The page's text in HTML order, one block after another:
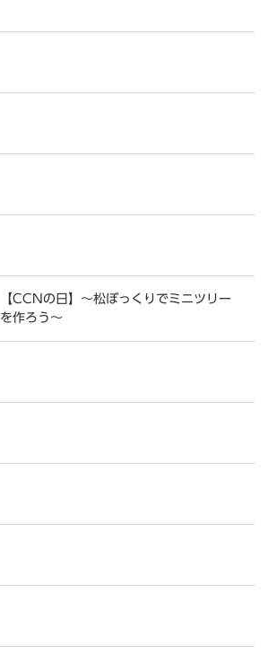
【CCNの日】～松ぼっくりでミニツリー
を作ろう～